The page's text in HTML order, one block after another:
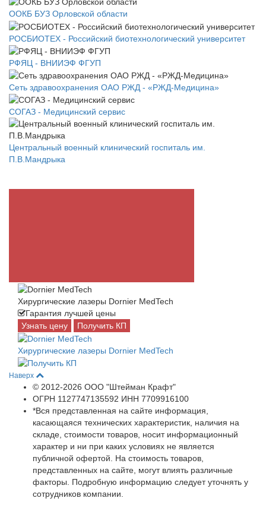
ООКБ БУЗ Орловской области
РОСБИОТЕХ - Российский биотехнологический университет
РФЯЦ - ВНИИЭФ ФГУП
Сеть здравоохранения ОАО РЖД - «РЖД-Медицина»
СОГАЗ - Медицинский сервис
Центральный военный клинический госпиталь им.
П.В.Мандрыка
Хирургические лазеры Dornier MedTech
Гарантия лучшей цены
Узнать цену
Получить КП
Хирургические лазеры Dornier MedTech
Наверх
© 2012-2026 ООО "Штейман Крафт"
ОГРН 1127747135592 ИНН 7709916100
*Вся представленная на сайте информация,
касающаяся технических характеристик, наличия на
складе, стоимости товаров, носит информационный
характер и ни при каких условиях не является
публичной офертой. На стоимость товаров,
представленных на сайте, могут влиять различные
факторы. Подробную информацию следует уточнять у
сотрудников компании.